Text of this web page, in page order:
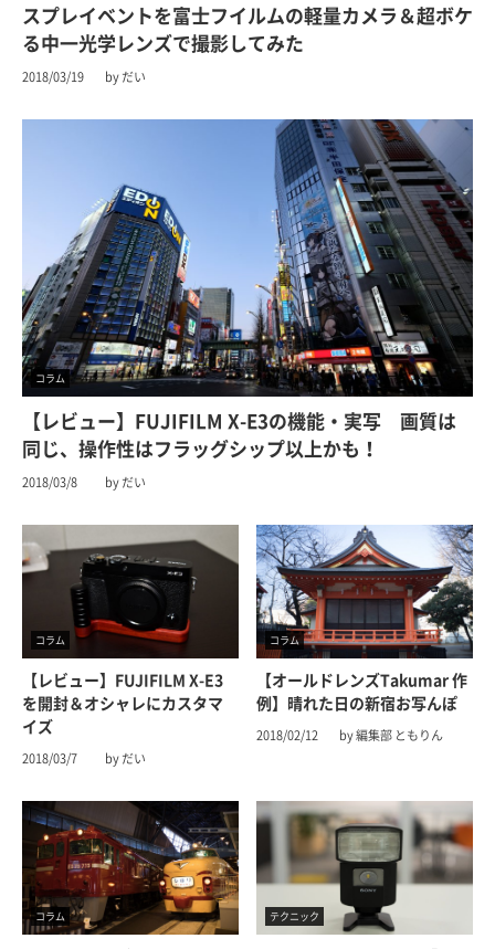
スプレイベントを富士フイルムの軽量カメラ＆超ボケ
る中一光学レンズで撮影してみた
2018/03/19 by だい
コラム
【レビュー】FUJIFILM X-E3の機能・実写 画質は
同じ、操作性はフラッグシップ以上かも！
2018/03/8 by だい
コラム
【レビュー】FUJIFILM X-E3
を開封＆オシャレにカスタマ
イズ
2018/03/7 by だい
コラム
【オールドレンズTakumar 作
例】晴れた日の新宿お写んぽ
2018/02/12 by 編集部 ともりん
コラム テクニック